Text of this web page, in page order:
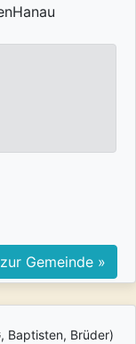
zur Gemeinde »
Baptisten, Brüder)